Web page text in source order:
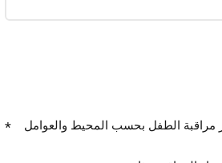
مراقبة الطفل بحسب المحيط والعوامل